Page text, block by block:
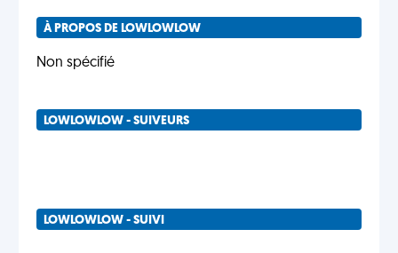
À PROPOS DE LOWLOWLOW
Non spécifié
LOWLOWLOW - SUIVEURS
LOWLOWLOW - SUIVI